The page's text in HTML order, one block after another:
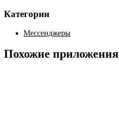
Категории
Мессенджеры
Похожие приложения